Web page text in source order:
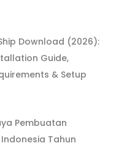
Download (2026):
Guide,
& Setup
Pembuatan
Tahun